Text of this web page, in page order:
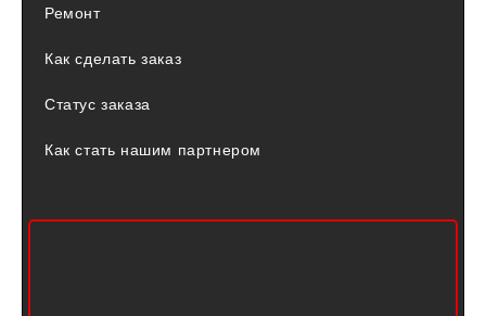
Ремонт
Как сделать заказ
Статус заказа
Как стать нашим партнером